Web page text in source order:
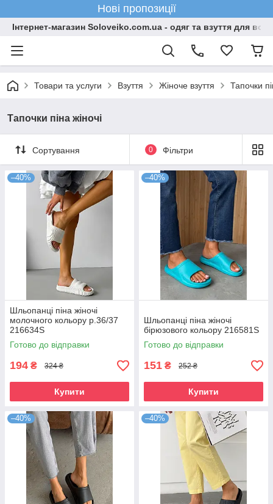
Нові пропозиції
Інтернет-магазин Soloveiko.com.ua - одяг та взуття для всієї
Товари та услуги Взуття Жіноче взуття Тапочки
Тапочки піна жіночі
Сортування 0 Фільтри
–40%
Шльопанці піна жіночі
молочного кольору р.36/37
216634S
Готово до відправки
194 ₴ 324 ₴
Купити
–40%
Шльопанці піна жіночі
бірюзового кольору 216581S
Готово до відправки
151 ₴ 252 ₴
Купити
–40% –40%